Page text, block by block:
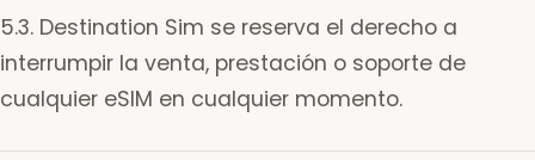
5.3. Destination Sim se reserva el derecho a
interrumpir la venta, prestación o soporte de
cualquier eSIM en cualquier momento.